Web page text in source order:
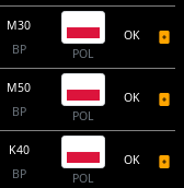
M30
BP
POL
OK
M50
BP
POL
OK
K40
BP
POL
OK